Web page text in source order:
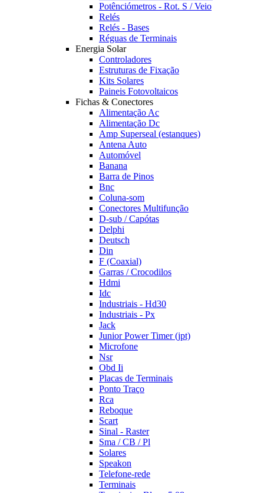
Potênciómetros - Rot. S / Veio
Relés
Relés - Bases
Réguas de Terminais
Energia Solar
Controladores
Estruturas de Fixação
Kits Solares
Paineis Fotovoltaicos
Fichas & Conectores
Alimentação Ac
Alimentação Dc
Amp Superseal (estanques)
Antena Auto
Automóvel
Banana
Barra de Pinos
Bnc
Coluna-som
Conectores Multifunção
D-sub / Capótas
Delphi
Deutsch
Din
F (Coaxial)
Garras / Crocodilos
Hdmi
Idc
Industriais - Hd30
Industriais - Px
Jack
Junior Power Timer (jpt)
Microfone
Nsr
Obd Ii
Placas de Terminais
Ponto Traço
Rca
Reboque
Scart
Sinal - Raster
Sma / CB / Pl
Solares
Speakon
Telefone-rede
Terminais